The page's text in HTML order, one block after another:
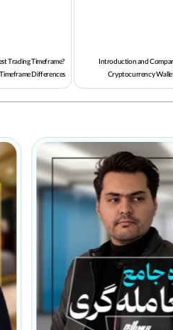
Introduction and
Cryptocurrency
Trading Timeframe?
Differences